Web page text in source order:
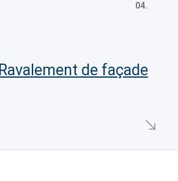
04.
Ravalement de façade